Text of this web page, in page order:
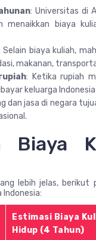
: Universitas di
biaya
Selain biaya kuliah,
makanan,
: Ketika rupiah
keluarga
dan jasa di negara
Biaya
lebih jelas, berikut
Estimasi Biaya
Hidup (4 Tahun)